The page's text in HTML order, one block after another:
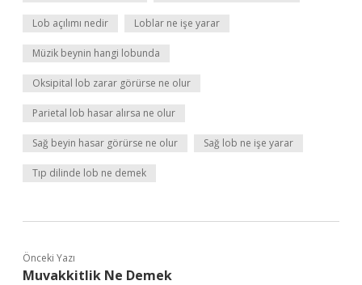
Lob açılımı nedir Loblar ne işe yarar
Müzik beynin hangi lobunda
Oksipital lob zarar görürse ne olur
Parietal lob hasar alırsa ne olur
Sağ beyin hasar görürse ne olur Sağ lob ne işe yarar
Tıp dilinde lob ne demek
Önceki Yazı
Muvakkitlik Ne Demek